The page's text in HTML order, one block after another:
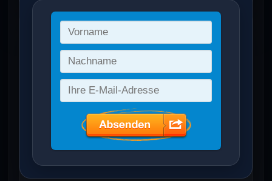
Dienstmarken: Ziffer in Raute
auf 60 Pf M)
Vergrößertes Bild bei Klick auf Bild
Ausgabeanlass
Dienstmarken: Ziffer in Raute
Sammelgebiet